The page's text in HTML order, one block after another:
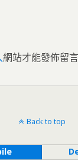
網站才能發佈留
Back to top